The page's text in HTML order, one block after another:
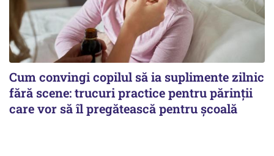
Cum convingi copilul să ia suplimente zilnic
fără scene: trucuri practice pentru părinții
care vor să îl pregătească pentru școală